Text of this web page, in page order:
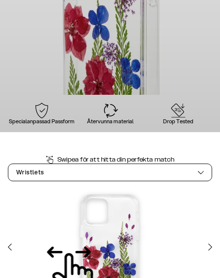
Specialanpassad Passform Återvunna material Drop Tested
Swipea för att hitta din perfekta match
Wristlets